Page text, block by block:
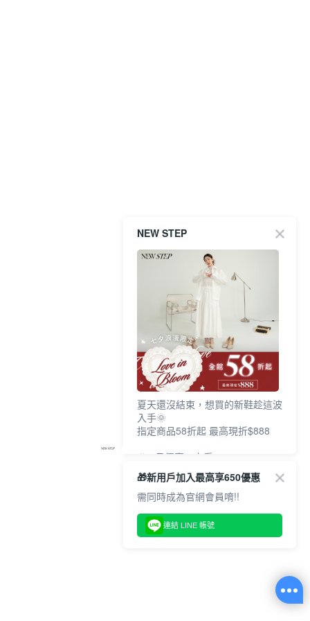
NEW STEP
夏天還沒結束，想買的新鞋趁這波
入手🌞
指定商品58折起 最高現折$888
🎉 8月優惠一次看
①LINE購物最高10%回饋
②每周限定品現折200
③指定商品58折起 最高現折$888
上班鞋、休閒鞋、涼鞋一次逛齊
好搭、出遊好走、聚會也漂亮
🎁新用戶加入最高享650優惠
需同時成為官網會員唷!!
連結 LINE 帳號